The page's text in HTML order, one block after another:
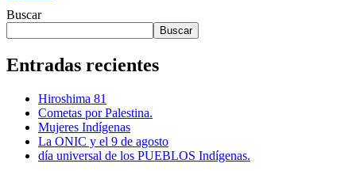
Buscar
Buscar
Entradas recientes
Hiroshima 81
Cometas por Palestina.
Mujeres Indígenas
La ONIC y el 9 de agosto
día universal de los PUEBLOS Indígenas.